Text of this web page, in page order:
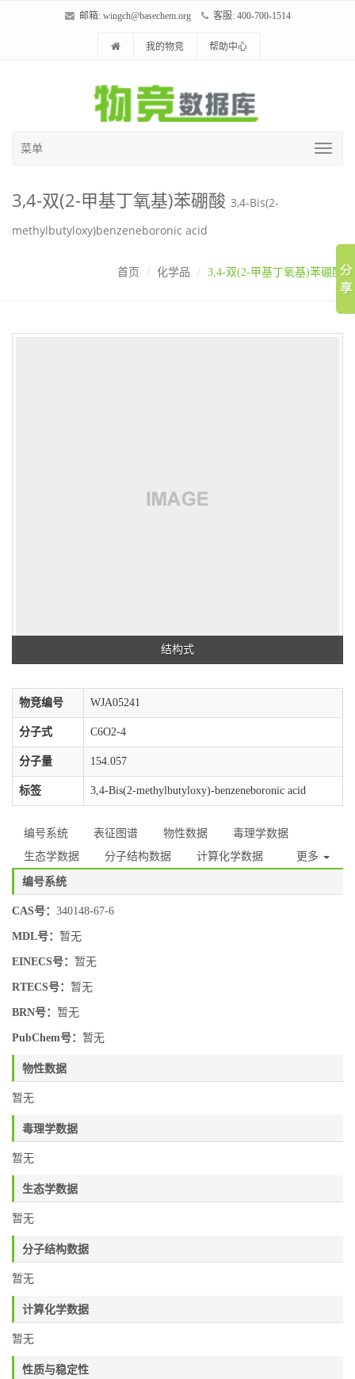
邮箱: wingch@basechem.org 客服: 400-700-1514
我的物竞 帮助中心
菜单
3,4-双(2-甲基丁氧基)苯硼酸 3,4-Bis(2-
methylbutyloxy)benzeneboronic acid
首页 化学品 3,4-双(2-甲基丁氧基)苯硼酸
结构式
物竞编号 WJA05241
分子式 C6O2-4
分子量 154.057
标签 3,4-Bis(2-methylbutyloxy)-benzeneboronic acid
编号系统 表征图谱 物性数据
毒理学数据
生态学数据
分子结构数据 计算化学数据 更多
编号系统
CAS号： 340148-67-6
MDL号： 暂无
EINECS号： 暂无
RTECS号： 暂无
BRN号： 暂无
PubChem号： 暂无
物性数据
暂无
毒理学数据
暂无
生态学数据
暂无
分子结构数据
暂无
计算化学数据
暂无
性质与稳定性